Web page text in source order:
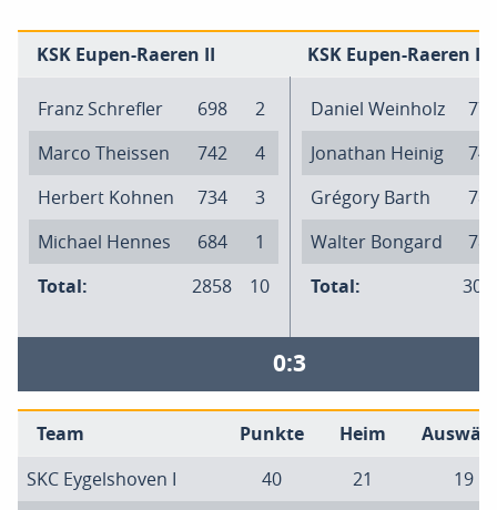
KSK Eupen-Raeren II KSK Eupen-Raeren I
Franz Schrefler 698
2
Marco Theissen
742
4
Herbert Kohnen
734
3
Michael Hennes
684
1
Total:
2858 10
Daniel Weinholz
772
Jonathan Heinig
748
Grégory Barth
785
Walter Bongard
781
Total:
0:3
Team Punkte Heim
SKC Eygelshoven I
40 21
19